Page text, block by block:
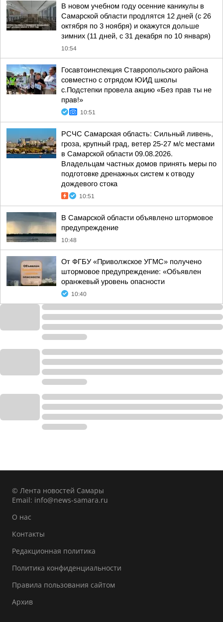
В новом учебном году осенние каникулы в
Самарской области продлятся 12 дней (с 26
октября по 3 ноября) и окажутся дольше
зимних (11 дней, с 31 декабря по 10 января)
10:54
Госавтоинспекция Ставропольского района
совместно с отрядом ЮИД школы
с.Подстепки провела акцию «Без прав ты не
прав!»
10:51
РСЧС Самарская область: Сильный ливень,
гроза, крупный град, ветер 25-27 м/с местами
в Самарской области 09.08.2026.
Владельцам частных домов принять меры по
подготовке дренажных систем к отводу
дождевого стока
10:51
В Самарской области объявлено штормовое
предупреждение
10:48
От ФГБУ «Приволжское УГМС» получено
штормовое предупреждение: «Объявлен
оранжевый уровень опасности
10:40
© Лента новостей Самары
Email: info@news-samara.ru
О нас
Контакты
Редакционная политика
Политика конфиденциальности
Правила пользования сайтом
Архив